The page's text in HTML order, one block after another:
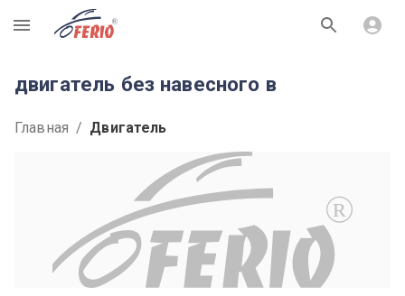
R
двигатель без навесного в
Главная / Двигатель
R